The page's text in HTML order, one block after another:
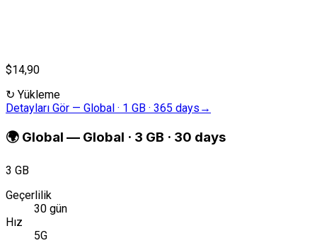
$14,90
↻ Yükleme
Detayları Gör — Global · 1 GB · 365 days →
🌍 Global — Global · 3 GB · 30 days
3 GB
Geçerlilik
30 gün
Hız
5G